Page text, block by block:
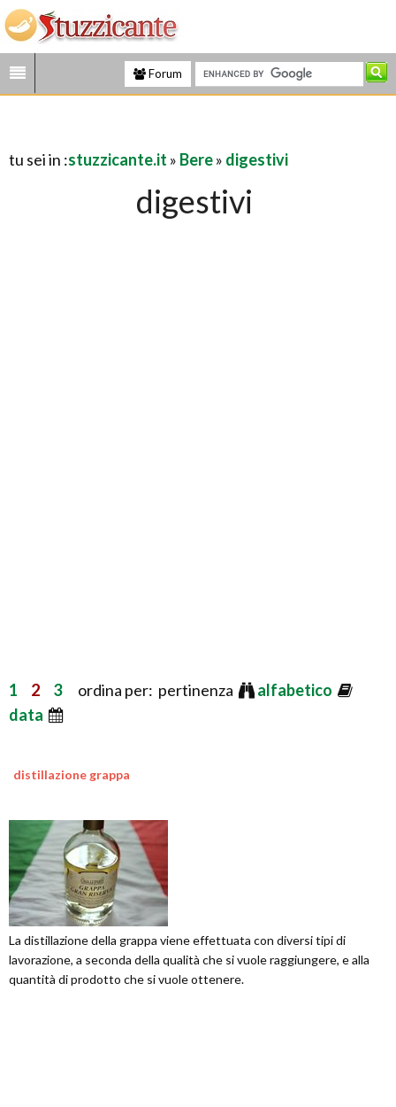
Forum
tu sei in :stuzzicante.it » Bere» digestivi
digestivi
1 2 3ordina per: pertinenza
alfabetico
data
distillazione grappa
La distillazione della grappa viene effettuata con diversi tipi di
lavorazione, a seconda della qualità che si vuole raggiungere, e alla
quantità di prodotto che si vuole ottenere.